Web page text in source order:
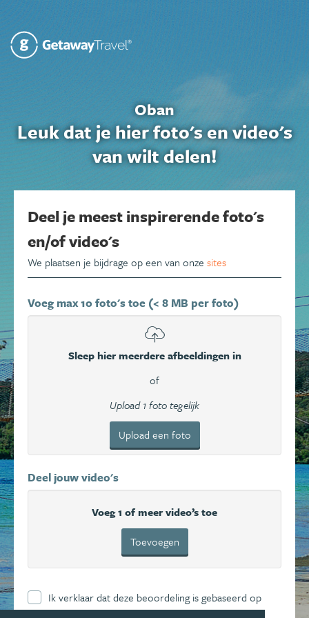
Oban
Leuk dat je hier foto's en video's
van wilt delen!
Deel je meest inspirerende foto's
en/of video's
We plaatsen je bijdrage op een van onze sites
Voeg max 10 foto's toe (< 8 MB per foto)
Sleep hier meerdere afbeeldingen in
of
Upload 1 foto tegelijk
Upload een foto
Deel jouw video's
Voeg 1 of meer video’s toe
Toevoegen
Ik verklaar dat deze beoordeling is gebaseerd op
mijn eigen ervaring en ga hierbij akkoord met de